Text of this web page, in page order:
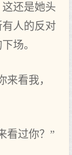
还是她头
人的反对
场。
看我，
看过你？”